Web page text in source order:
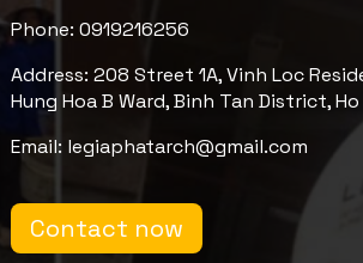
Phone: 0919216256
Address: 208 Street 1A, Vinh Loc
Hung Hoa B Ward, Binh Tan District,
Email: legiaphatarch@gmail.com
Contact now